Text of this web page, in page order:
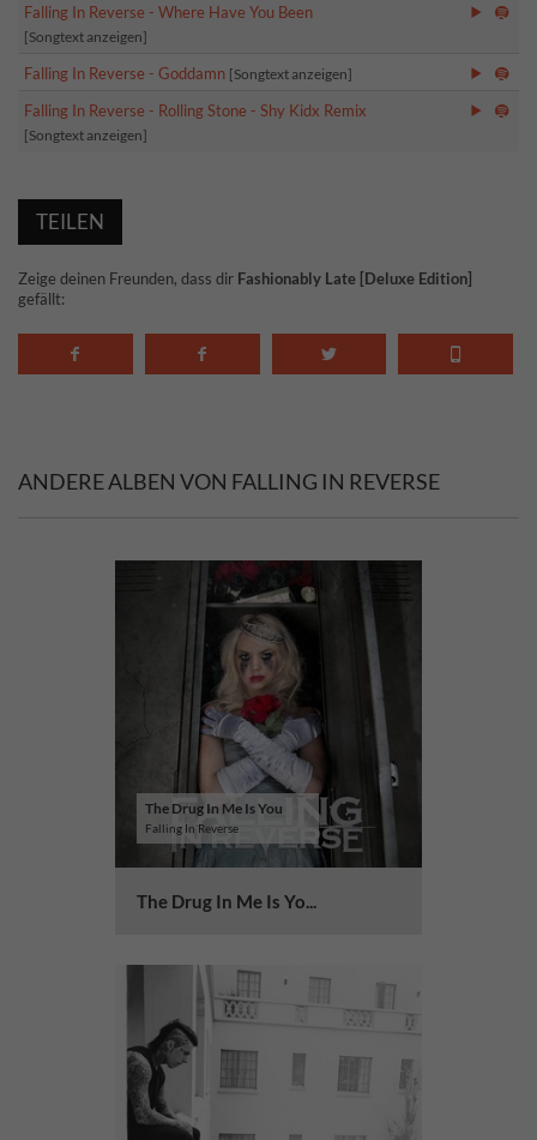
Falling In Reverse - Where Have You Been
[Songtext anzeigen]
Falling In Reverse - Goddamn [Songtext anzeigen]
Falling In Reverse - Rolling Stone - Shy Kidx Remix
[Songtext anzeigen]
TEILEN
Zeige deinen Freunden, dass dir Fashionably Late [Deluxe Edition]
gefällt:
ANDERE ALBEN VON FALLING IN REVERSE
The Drug In Me Is You
Falling In Reverse
The Drug In Me Is Yo...